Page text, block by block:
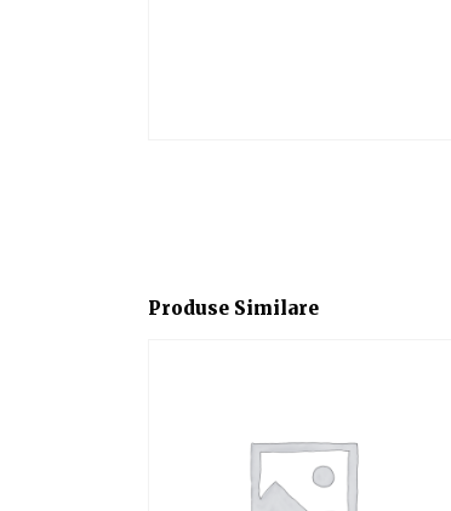
Produse Similare